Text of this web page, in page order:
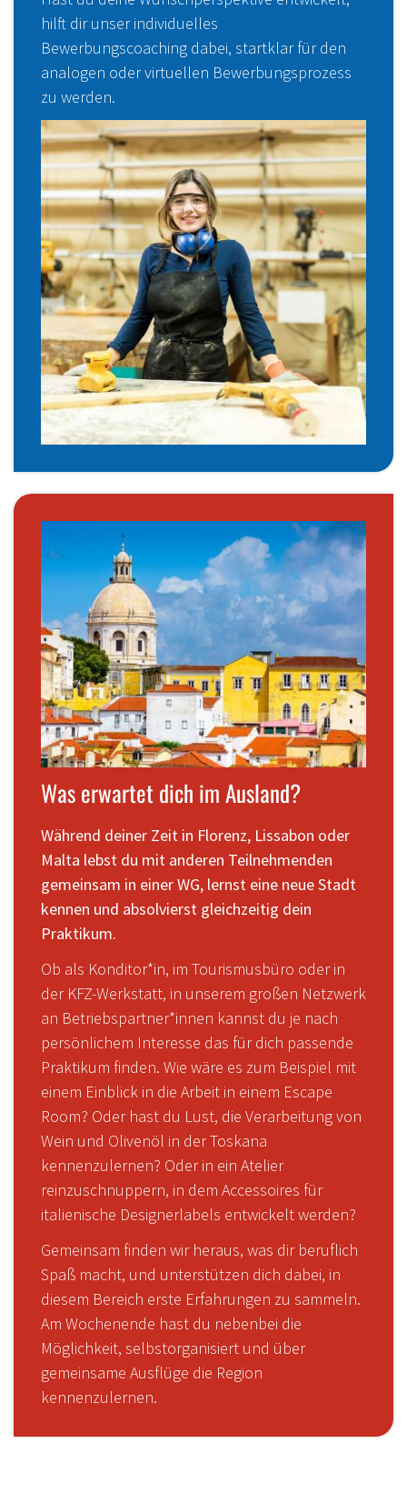
hilft dir unser individuelles
Bewerbungscoaching dabei, startklar für den
analogen oder virtuellen Bewerbungsprozess
zu werden.
Was erwartet dich im Ausland?
Während deiner Zeit in Florenz, Lissabon oder
Malta lebst du mit anderen Teilnehmenden
gemeinsam in einer WG, lernst eine neue Stadt
kennen und absolvierst gleichzeitig dein
Praktikum.
Ob als Konditor*in, im Tourismusbüro oder in
der KFZ-Werkstatt, in unserem großen Netzwerk
an Betriebspartner*innen kannst du je nach
persönlichem Interesse das für dich passende
Praktikum finden. Wie wäre es zum Beispiel mit
einem Einblick in die Arbeit in einem Escape
Room? Oder hast du Lust, die Verarbeitung von
Wein und Olivenöl in der Toskana
kennenzulernen? Oder in ein Atelier
reinzuschnuppern, in dem Accessoires für
italienische Designerlabels entwickelt werden?
Gemeinsam finden wir heraus, was dir beruflich
Spaß macht, und unterstützen dich dabei, in
diesem Bereich erste Erfahrungen zu sammeln.
Am Wochenende hast du nebenbei die
Möglichkeit, selbstorganisiert und über
gemeinsame Ausflüge die Region
kennenzulernen.